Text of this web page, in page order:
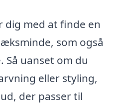
dig med at finde en
som også
uanset om du
eller styling,
der passer til